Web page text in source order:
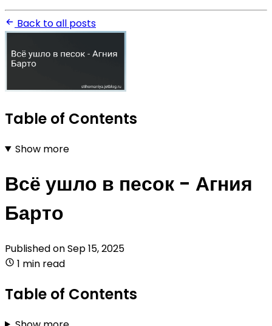
Back to all posts
Table of Contents
Show more
Всё ушло в песок - Агния
Барто
Published onSep 15, 2025
1 min read
Table of Contents